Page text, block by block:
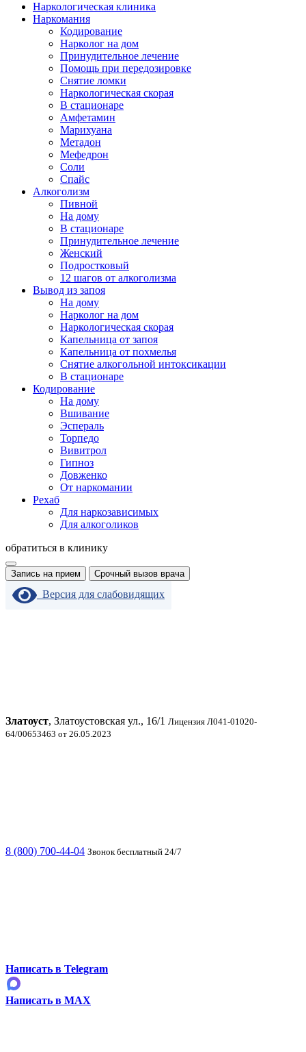
Наркологическая клиника
Наркомания
Кодирование
Нарколог на дом
Принудительное лечение
Помощь при передозировке
Снятие ломки
Наркологическая скорая
В стационаре
Амфетамин
Марихуана
Метадон
Мефедрон
Соли
Спайс
Алкоголизм
Пивной
На дому
В стационаре
Принудительное лечение
Женский
Подростковый
12 шагов от алкоголизма
Вывод из запоя
На дому
Нарколог на дом
Наркологическая скорая
Капельница от запоя
Капельница от похмелья
Снятие алкогольной интоксикации
В стационаре
Кодирование
На дому
Вшивание
Эспераль
Торпедо
Вивитрол
Гипноз
Довженко
От наркомании
Рехаб
Для наркозависимых
Для алкоголиков
обратиться в клинику
Запись на прием Срочный вызов врача
Версия для слабовидящих
Златоуст, Златоустовская ул., 16/1 Лицензия Л041-01020-
64/00653463 от 26.05.2023
8 (800) 700-44-04 Звонок бесплатный 24/7
Написать в Telegram
Написать в MAX